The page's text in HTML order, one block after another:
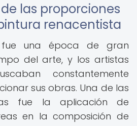
las proporciones
renacentista
fue una época de gran
del arte, y los artistas
constantemente
sus obras. Una de las
fue la aplicación de
en la composición de